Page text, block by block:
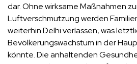
dar. Ohne wirksame Maßnahmen
Luftverschmutzung werden
weiterhin Delhi verlassen, was
Bevölkerungswachstum in der
könnte. Die anhaltenden